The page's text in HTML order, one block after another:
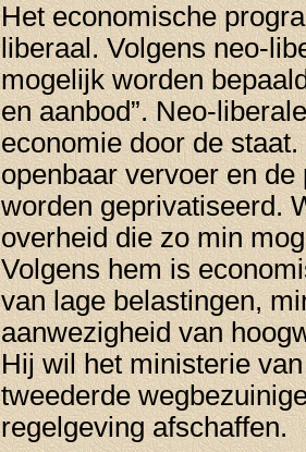
Het economische
liberaal. Volgens neo-
mogelijk worden
en aanbod”. Neo-
economie door de
openbaar vervoer en
worden geprivatiseerd.
overheid die zo min
Volgens hem is
van lage belastingen,
aanwezigheid van
Hij wil het ministerie
tweederde
regelgeving afschaffen.